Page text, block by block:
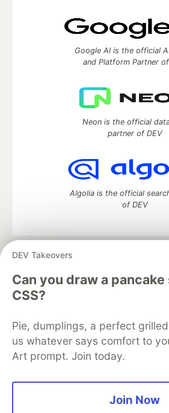
DEV Takeovers
Can you draw a
CSS?
Pie, dumplings, a perfect
us whatever says comfort to
Art prompt. Join today.
Join Now
Google AI is the official
and Platform Partner
Neon is the official
partner of DEV
Algolia is the official
of DEV
DEV Community
development and manage your
Home
DEV Challenges
DEV Education Tracks
Free Postgres Database
Code of Conduct
Privacy Policy
Built on
Forem — the open source
and other inclusive